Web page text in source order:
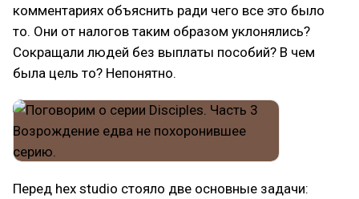
комментариях объяснить ради чего все это было
то. Они от налогов таким образом уклонялись?
Сокращали людей без выплаты пособий? В чем
была цель то? Непонятно.
Перед hex studio стояло две основные задачи: